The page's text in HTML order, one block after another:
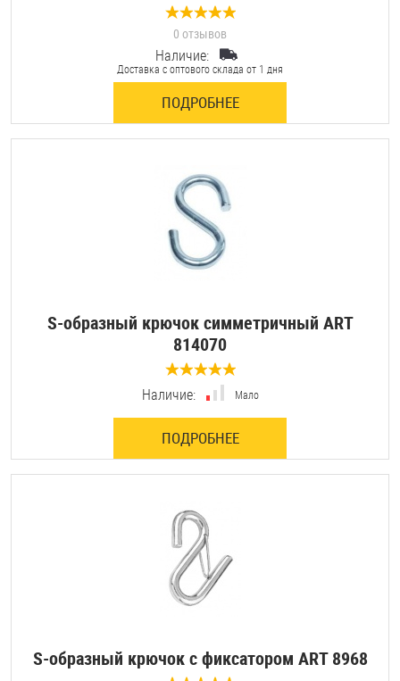
0 отзывов
Наличие:
Доставка с оптового склада от 1 дня
ПОДРОБНЕЕ
S-образный крючок симметричный ART
814070
0 отзывов
Наличие: Мало
ПОДРОБНЕЕ
S-образный крючок с фиксатором ART 8968